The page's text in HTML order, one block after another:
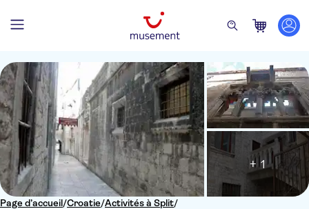
Page d’accueil/Croatie/Activités à Split/
+ 1